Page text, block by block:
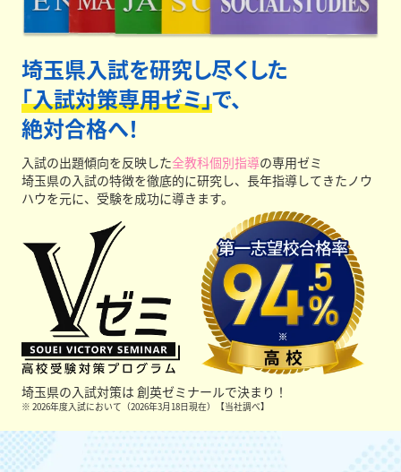
埼玉県入試を研究し尽くした
「入試対策専用ゼミ」で、
絶対合格へ！
入試の出題傾向を反映した全教科個別指導の専用ゼミ
埼玉県の入試の特徴を徹底的に研究し、長年指導してきたノウ
ハウを元に、受験を成功に導きます。
埼玉県の入試対策は 創英ゼミナールで決まり！
※ 2026年度入試において（2026年3月18日現在）【当社調べ】